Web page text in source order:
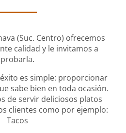
(Suc. Centro) ofrecemos
calidad y le invitamos a
probarla.
es simple: proporcionar
sabe bien en toda ocasión.
de servir deliciosos platos
clientes como por ejemplo:
Tacos